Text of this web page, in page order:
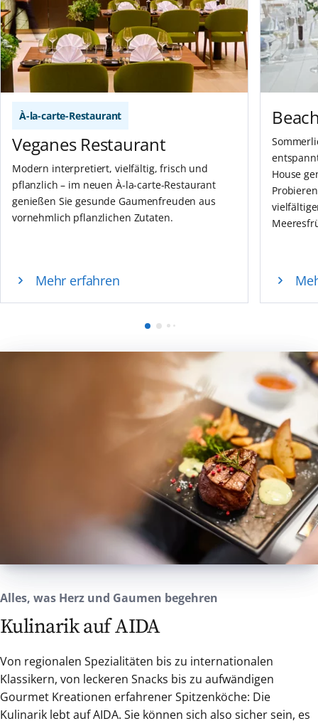
À-la-carte-Restaurant
Veganes Restaurant
Modern interpretiert, vielfältig, frisch und
pflanzlich – im neuen À-la-carte-Restaurant
genießen Sie gesunde Gaumenfreuden aus
vornehmlich pflanzlichen Zutaten.
Mehr erfahren
House
Alles, was Herz und Gaumen begehren
Kulinarik auf AIDA
Von regionalen Spezialitäten bis zu internationalen
Klassikern, von leckeren Snacks bis zu aufwändigen
Gourmet Kreationen erfahrener Spitzenköche: Die
Kulinarik lebt auf AIDA. Sie können sich also sicher sein, es